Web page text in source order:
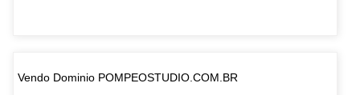
Vendo Dominio POMPEOSTUDIO.COM.BR